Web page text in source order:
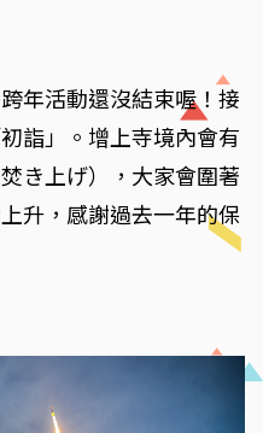
年活動還沒結束喔！接
詣」。增上寺境內會有
き上げ），大家會圍著
升，感謝過去一年的保